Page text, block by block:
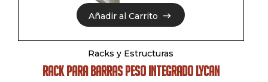
Añadir al Carrito
Añadir al Carrito
Racks y Estructuras
RACK PARA BARRAS PESO INTEGRADO LYCAN